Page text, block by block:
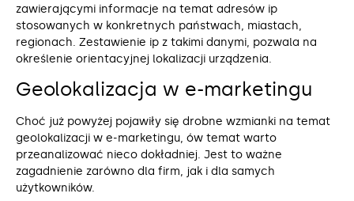
zawierającymi informacje na temat adresów ip
stosowanych w konkretnych państwach, miastach,
regionach. Zestawienie ip z takimi danymi, pozwala na
określenie orientacyjnej lokalizacji urządzenia.
Geolokalizacja w e-marketingu
Choć już powyżej pojawiły się drobne wzmianki na temat
geolokalizacji w e-marketingu, ów temat warto
przeanalizować nieco dokładniej. Jest to ważne
zagadnienie zarówno dla firm, jak i dla samych
użytkowników.